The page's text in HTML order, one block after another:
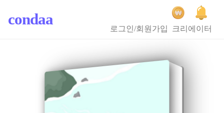
condaa
로그인/회원가입 크리에이터